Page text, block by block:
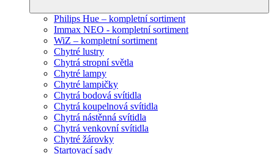
Philips Hue – kompletní sortiment
Immax NEO - kompletní sortiment
WiZ – kompletní sortiment
Chytré lustry
Chytrá stropní světla
Chytré lampy
Chytré lampičky
Chytrá bodová svítidla
Chytrá koupelnová svítidla
Chytrá nástěnná svítidla
Chytrá venkovní svítidla
Chytré žárovky
Startovací sady